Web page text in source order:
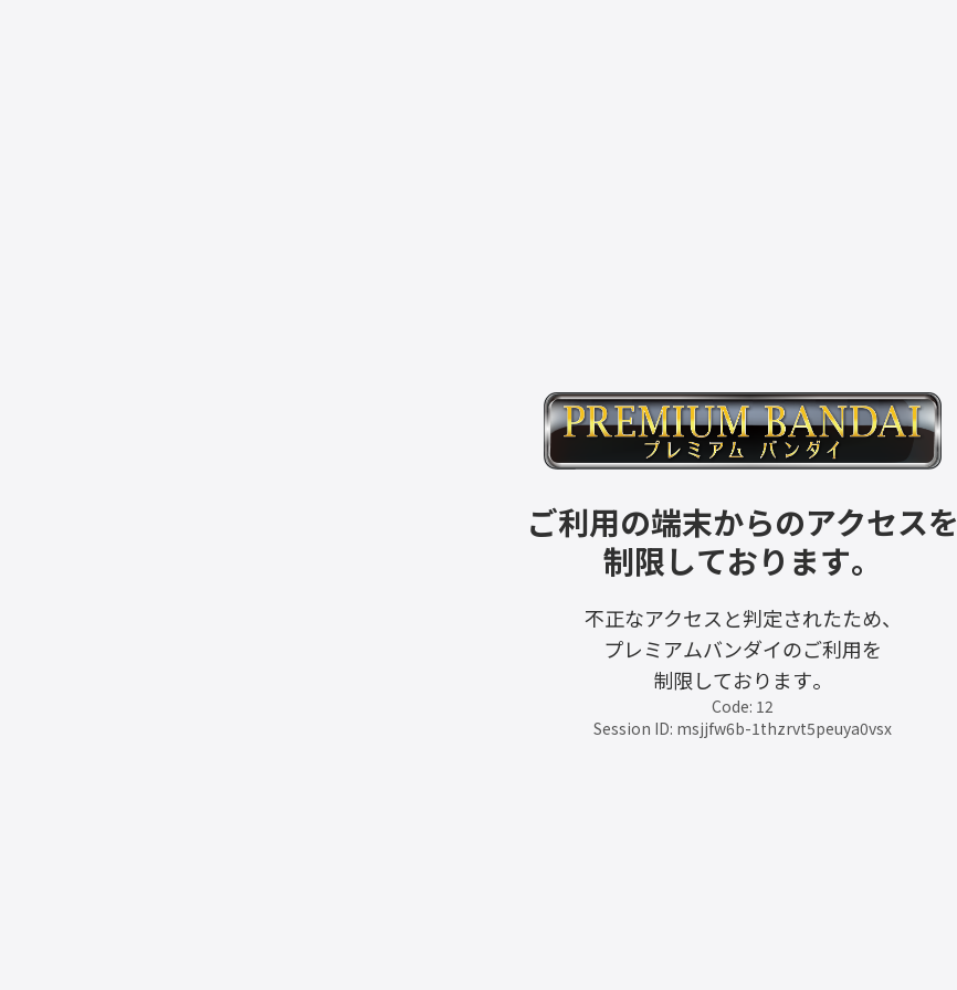
ご利用の端末からのアクセスを
制限しております。
不正なアクセスと判定されたため、
プレミアムバンダイのご利用を
制限しております。
Code: 12
Session ID: msjjfw6b-1thzrvt5peuya0vsx